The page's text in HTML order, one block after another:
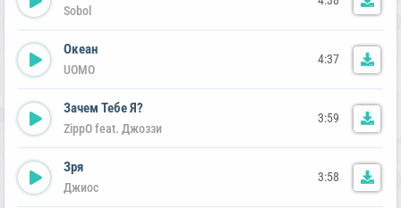
Sobol
Океан
UOMO
4:37
Зачем Тебе Я?
ZippO feat. Джоззи
3:59
Зря
Джиос
3:58